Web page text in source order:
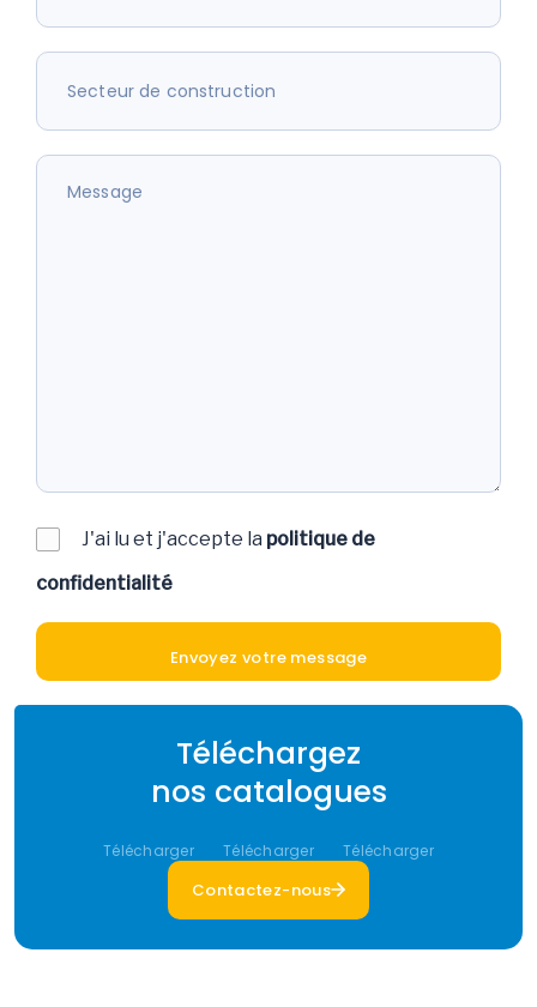
J'ai lu et j'accepte la politique de
confidentialité
Téléchargez
nos catalogues
Télécharger Télécharger Télécharger
Contactez-nous